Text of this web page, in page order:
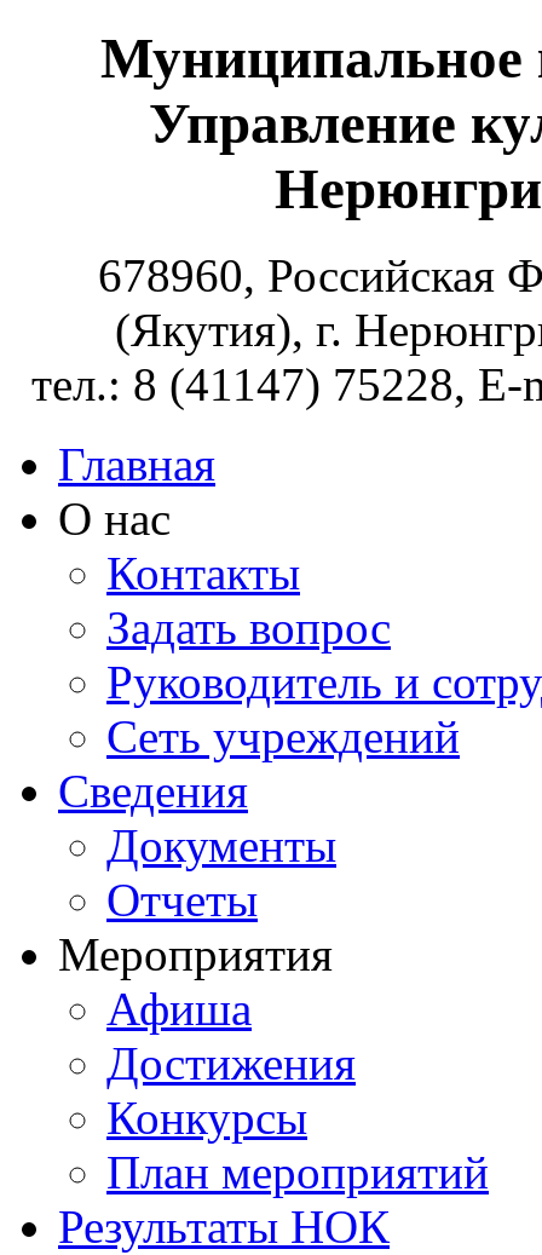
Муниципальное
Управление
678960, Российская
(Якутия), г.
тел.: 8 (41147) 75228,
Главная
О нас
Контакты
Задать вопрос
Руководитель и
Сеть учреждений
Сведения
Документы
Отчеты
Мероприятия
Афиша
Достижения
Конкурсы
План мероприятий
Результаты НОК